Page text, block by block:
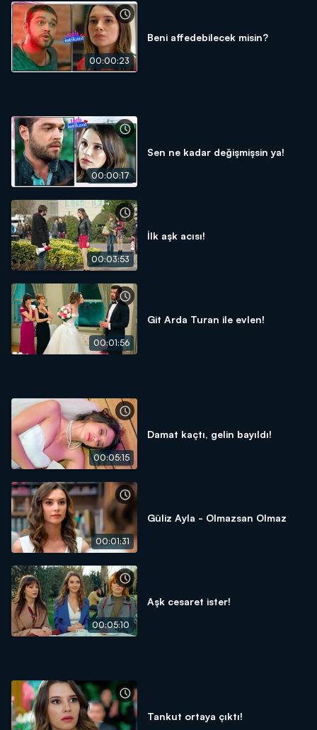
00:00:23
Beni affedebilecek misin?
00:00:17
Sen ne kadar değişmişsin ya!
00:03:53
İlk aşk acısı!
00:01:56
Git Arda Turan ile evlen!
00:05:15
Damat kaçtı, gelin bayıldı!
00:01:31
Güliz Ayla - Olmazsan Olmaz
00:05:10
Aşk cesaret ister!
Tankut ortaya çıktı!